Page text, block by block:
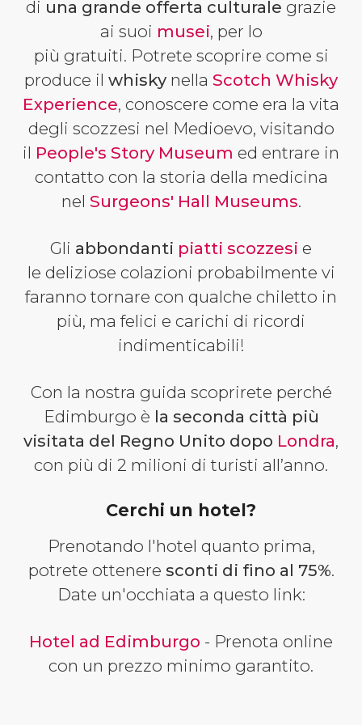
di una grande offerta culturale grazie
ai suoi musei, per lo
più gratuiti. Potrete scoprire come si
produce il whisky nella Scotch Whisky
Experience, conoscere come era la vita
degli scozzesi nel Medioevo, visitando
il People's Story Museum ed entrare in
contatto con la storia della medicina
nel Surgeons' Hall Museums.
Gli abbondanti piatti scozzesi e
le deliziose colazioni probabilmente vi
faranno tornare con qualche chiletto in
più, ma felici e carichi di ricordi
indimenticabili!
Con la nostra guida scoprirete perché
Edimburgo è la seconda città più
visitata del Regno Unito dopo Londra,
con più di 2 milioni di turisti all’anno.
Cerchi un hotel?
Prenotando l'hotel quanto prima,
potrete ottenere sconti di fino al 75%.
Date un'occhiata a questo link:
Hotel ad Edimburgo - Prenota online
con un prezzo minimo garantito.